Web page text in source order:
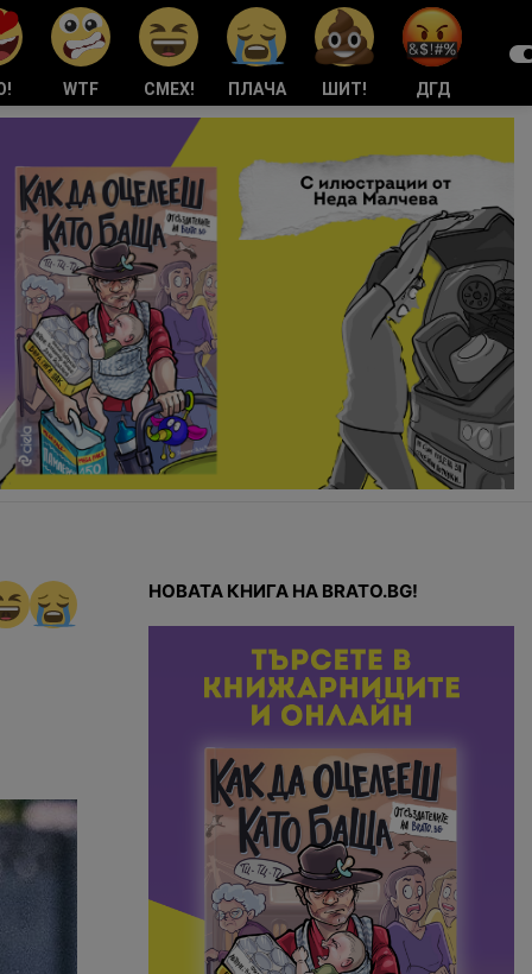
WTF СМЕХ! ПЛАЧА ШИТ! ДГД
НОВАТА КНИГА НА BRATO.BG!